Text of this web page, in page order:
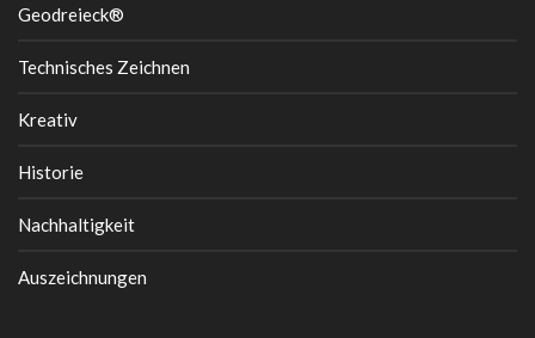
Geodreieck®
Technisches Zeichnen
Kreativ
Historie
Nachhaltigkeit
Auszeichnungen